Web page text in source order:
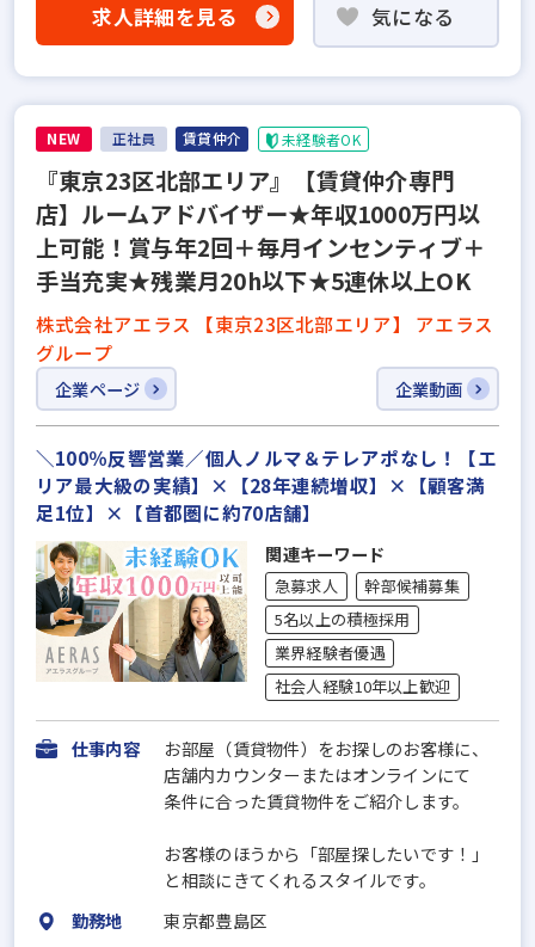
求人詳細を見る 気になる
NEW 正社員 賃貸仲介 未経験者OK
『東京23区北部エリア』【賃貸仲介専門
店】ルームアドバイザー★年収1000万円以
上可能！賞与年2回＋毎月インセンティブ＋
手当充実★残業月20h以下★5連休以上OK
株式会社アエラス 【東京23区北部エリア】 アエラス
グループ
企業ページ 企業動画
＼100％反響営業／個人ノルマ＆テレアポなし！【エ
リア最大級の実績】×【28年連続増収】×【顧客満
足1位】×【首都圏に約70店舗】
関連キーワード
急募求人
幹部候補募集
5名以上の積極採用
業界経験者優遇
社会人経験10年以上歓迎
仕事内容
お部屋（賃貸物件）をお探しのお客様に、
店舗内カウンターまたはオンラインにて
条件に合った賃貸物件をご紹介します。
お客様のほうから「部屋探したいです！」
と相談にきてくれるスタイルです。
勤務地
東京都豊島区